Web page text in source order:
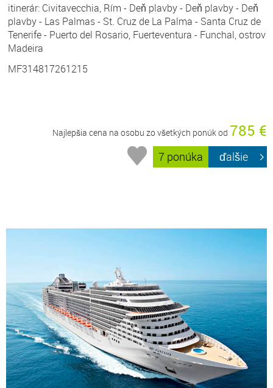
itinerár: Civitavecchia, Rím - Deň plavby - Deň plavby - Deň
plavby - Las Palmas - St. Cruz de La Palma - Santa Cruz de
Tenerife - Puerto del Rosario, Fuerteventura - Funchal, ostrov
Madeira
MF314817261215
Najlepšia cena na osobu zo všetkých ponúk od 785 €
7 ponúka ďalšie